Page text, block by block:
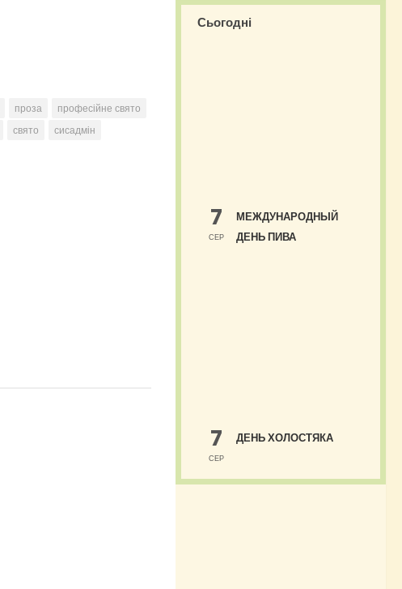
проза
професійне свято
свято сисадмін
Сьогодні
7
СЕР
МЕЖДУНАРОДНЫЙ
ДЕНЬ ПИВА
7
СЕР
ДЕНЬ ХОЛОСТЯКА